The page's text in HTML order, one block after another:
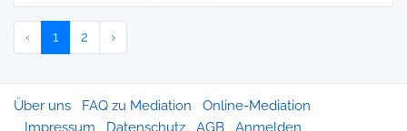
‹ 1 2 ›
Über uns FAQ zu Mediation
Online-Mediation